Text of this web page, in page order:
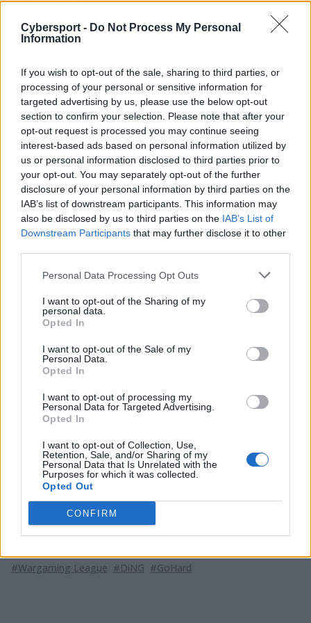
Cybersport - Do Not Process My Personal
Information
If you wish to opt-out of the sale, sharing to third parties, or
processing of your personal or sensitive information for
targeted advertising by us, please use the below opt-out
section to confirm your selection. Please note that after your
opt-out request is processed you may continue seeing
interest-based ads based on personal information utilized by
us or personal information disclosed to third parties prior to
your opt-out. You may separately opt-out of the further
disclosure of your personal information by third parties on the
IAB’s list of downstream participants. This information may
also be disclosed by us to third parties on the IAB’s List of
Downstream Participants that may further disclose it to other
Personal Data Processing Opt Outs
I want to opt-out of the Sharing of my
personal data.
Opted In
I want to opt-out of the Sale of my
Personal Data.
Opted In
I want to opt-out of processing my
Personal Data for Targeted Advertising.
Opted In
I want to opt-out of Collection, Use,
Retention, Sale, and/or Sharing of my
Personal Data that Is Unrelated with the
Purposes for which it was collected.
Opted Out
CONFIRM
DiNG finalistą Wargaming League
EU!
Za nami pierwsze spotkanie na Wargaming
League EU Season II Finals! Reprezentanci DiNG
pokonali GoHard i awansowali tym samym do
wielkiego finału kato...
Za nami pierwsze spotkanie na Wargaming League EU
Season II Finals! Reprezentanci DiNG pokonali GoHard i
awansowali tym samym do wielkiego finału
katowickiego turnieju.
Półfinałowa potyczka od początku była bardzo
wyrównana. Pierwszą mapę wygrało GoHard, ale chwilę
później DiNG odpowiedziało dwoma zwycięstwami.
Następnie do wygranej zaczęli zbliżać się zawodnicy
pierwszej z wymienionych drużyn. Dobili do czterech
punktów i w tym momencie ich licznik się zatrzymał.
zwyciężył 7:4.
W drugim półfinale zawodów zagrają Kazna Kru i Oops
– The Tough Giraffes. Spotkanie będziecie mogli
oglądaćtutaj, a aktualne informacje na temat
rozgrywek znajdziecie wnaszej relacji
#Wargaming League #DiNG #GoHard